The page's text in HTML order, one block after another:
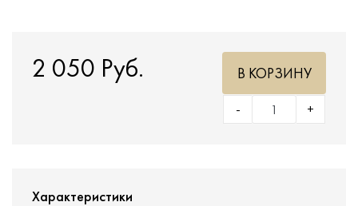
2 050 Руб.
+
-
В КОРЗИНУ
Характеристики